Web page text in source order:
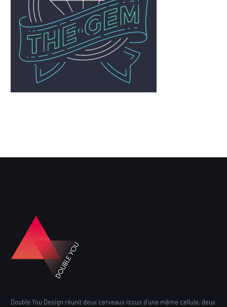
Double You Design réunit deux cerveaux issus d’une même cellule, deux